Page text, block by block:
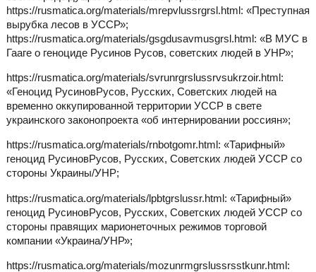
https://rusmatica.org/materials/mrepvlussrgrsl.html: «Преступная
вырубка лесов в УССР»;
https://rusmatica.org/materials/gsgdusavmusgrsl.html: «В МУС в
Гааге о геноциде Русинов Русов, советских людей в УНР»;
https://rusmatica.org/materials/svrunrgrslussrvsukrzoir.html:
«Геноцид РусиновРусов, Русских, Советских людей на
временно оккупированной территории УССР в свете
украинского законопроекта «об интернировании россиян»;
https://rusmatica.org/materials/rnbotgomr.html: «Тарифный»
геноцид РусиновРусов, Русских, Советских людей УССР со
стороны Украины/УНР;
https://rusmatica.org/materials/lpbtgrslussr.html: «Тарифный»
геноцид РусиновРусов, Русских, Советских людей УССР со
стороны правящих марионеточных режимов торговой
компании «Украина/УНР»;
https://rusmatica.org/materials/mozunrmgrslussrsstkunr.html: